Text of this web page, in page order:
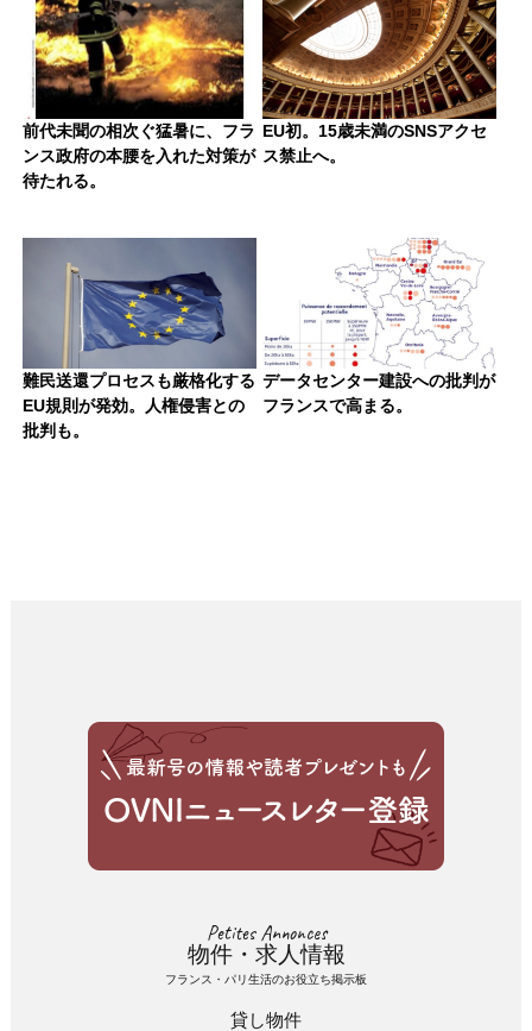
前代未聞の相次ぐ猛暑に、フラ
ンス政府の本腰を入れた対策が
待たれる。
EU初。15歳未満のSNSアクセ
ス禁止へ。
難民送還プロセスも厳格化する
EU規則が発効。人権侵害との
批判も。
データセンター建設への批判が
フランスで高まる。
Petites Annonces
物件・求人情報
フランス・パリ生活のお役立ち掲示板
貸し物件